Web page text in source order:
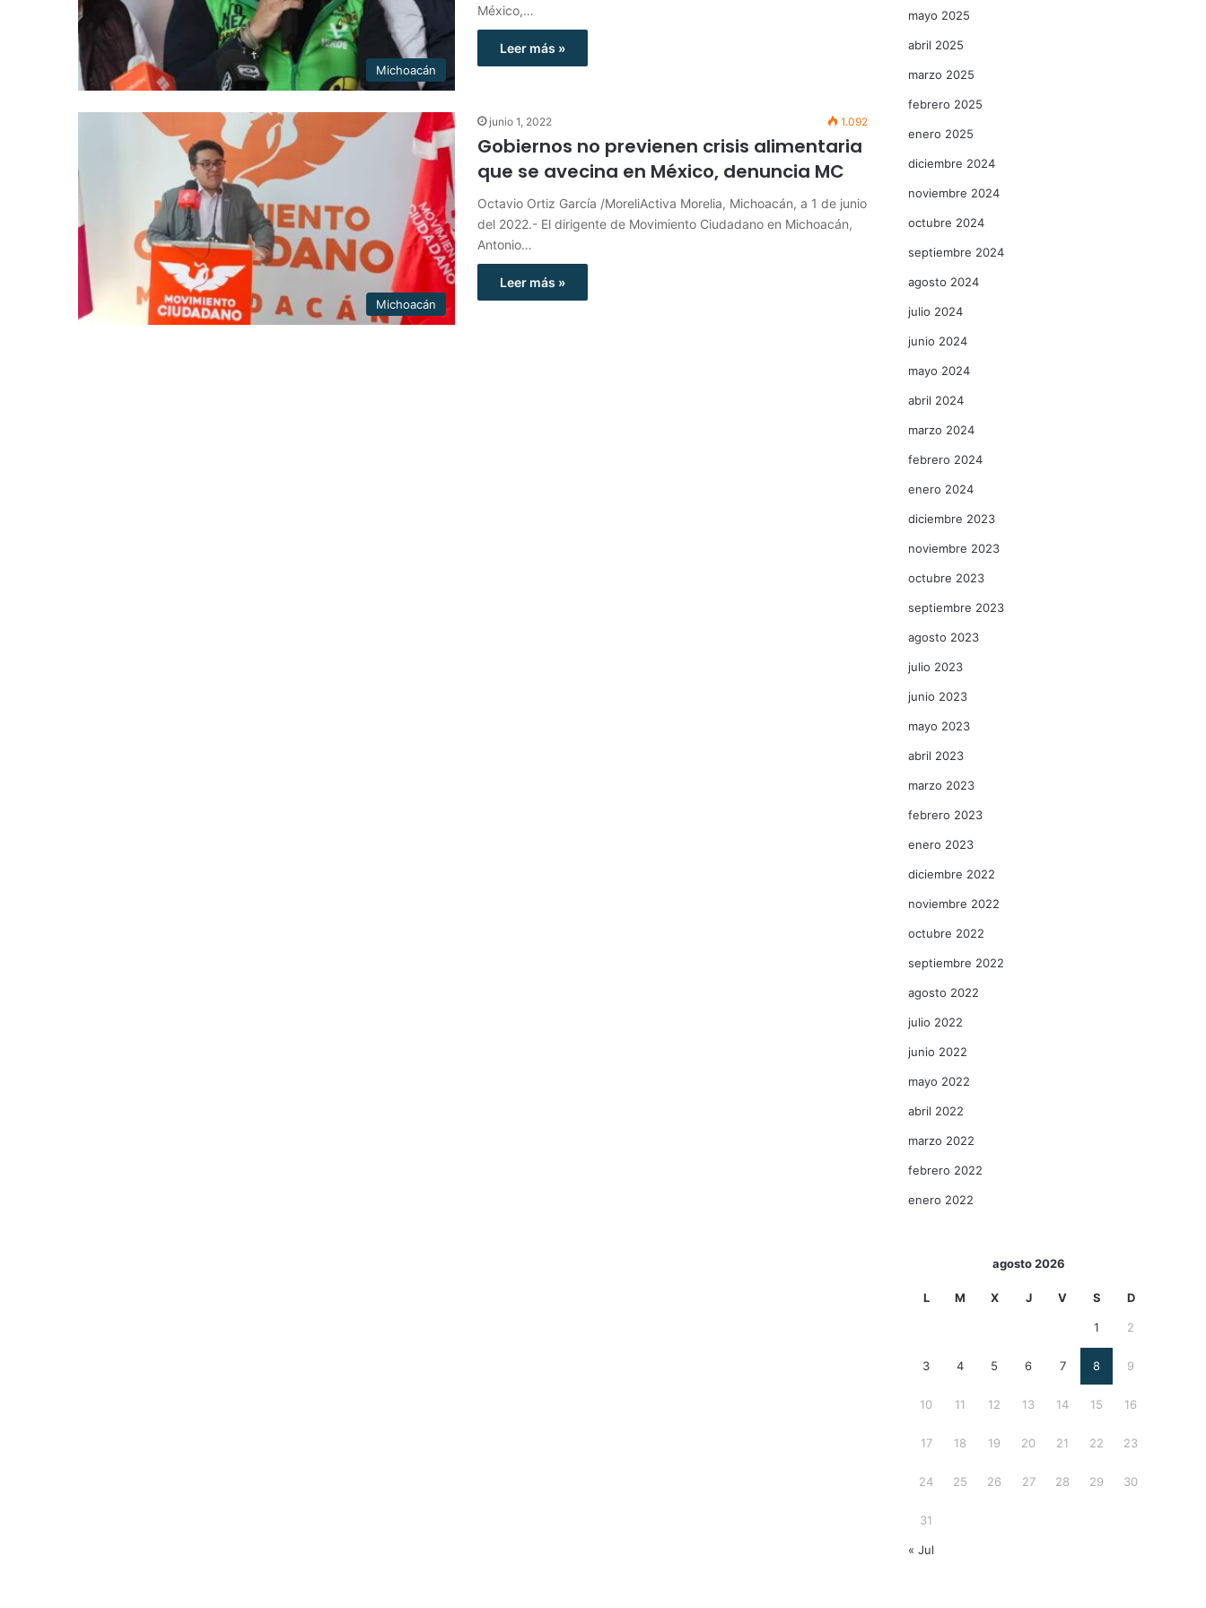
Michoacán
México,…
Leer más »
Michoacán
junio 1, 2022 1.092
Gobiernos no previenen crisis alimentaria
que se avecina en México, denuncia MC
Octavio Ortiz García /MoreliActiva Morelia, Michoacán, a 1 de junio
del 2022.- El dirigente de Movimiento Ciudadano en Michoacán,
Antonio…
Leer más »
mayo 2025
abril 2025
marzo 2025
febrero 2025
enero 2025
diciembre 2024
noviembre 2024
octubre 2024
septiembre 2024
agosto 2024
julio 2024
junio 2024
mayo 2024
abril 2024
marzo 2024
febrero 2024
enero 2024
diciembre 2023
noviembre 2023
octubre 2023
septiembre 2023
agosto 2023
julio 2023
junio 2023
mayo 2023
abril 2023
marzo 2023
febrero 2023
enero 2023
diciembre 2022
noviembre 2022
octubre 2022
septiembre 2022
agosto 2022
julio 2022
junio 2022
mayo 2022
abril 2022
marzo 2022
febrero 2022
enero 2022
agosto 2026
L M X J V S D
1 2
3 4 5 6 7 8 9
10 11 12 13 14 15 16
17 18 19 20 21 22 23
24 25 26 27 28 29 30
31
« Jul